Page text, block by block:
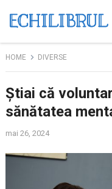
HOME DIVERSE
Știai că
sănătatea
mai 26, 2024